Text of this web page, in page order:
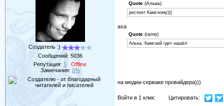
Создатель :)
Сообщений: 5036
Репутация:5
Offline
Замечания: 0%
Quote(Алька)
респект Камскому)))
аха
Quote(rams)
Алька, Камский гдет нашёл
на медиа-серваке провайдера)))
Войти в 1 клик: Цитировать: